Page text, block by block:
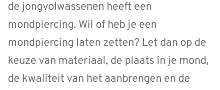
de jongvolwassenen heeft een
mondpiercing. Wil of heb je een
mondpiercing laten zetten? Let dan op de
keuze van materiaal, de plaats in je mond,
de kwaliteit van het aanbrengen en de